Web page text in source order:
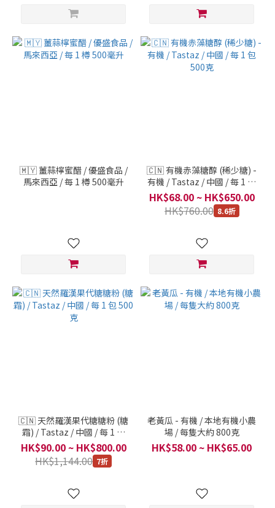
🇲🇾 薑蒜檸蜜醋 / 優盛食品 /
馬來西亞 / 每 1 樽 500毫升
🇨🇳 有機赤藻糖醇 (稀少糖) -
有機 / Tastaz / 中國 / 每 1 包
500克
HK$68.00 ~ HK$650.00
HK$760.00 8.6折
🇨🇳 天然羅漢果代糖糖粉 (糖
霜) / Tastaz / 中國 / 每 1 包
500克
HK$90.00 ~ HK$800.00
HK$1,144.00 7折
老黃瓜 - 有機 / 本地有機小農
場 / 每隻大約 800克
HK$58.00 ~ HK$65.00